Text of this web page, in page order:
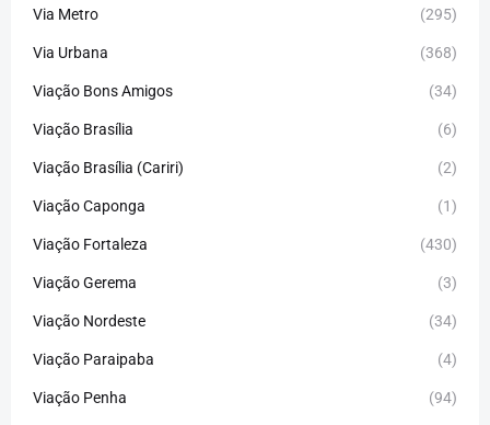
Via Metro (295)
Via Urbana (368)
Viação Bons Amigos (34)
Viação Brasília (6)
Viação Brasília (Cariri) (2)
Viação Caponga (1)
Viação Fortaleza (430)
Viação Gerema (3)
Viação Nordeste (34)
Viação Paraipaba (4)
Viação Penha (94)